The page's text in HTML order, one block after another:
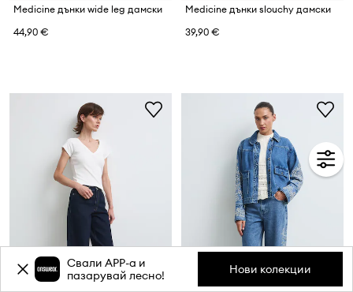
Medicine дънки wide leg дамски
44,90 €
Medicine дънки slouchy дамски
39,90 €
Свали APP-a и
пазарувай лесно!
Нови колекции